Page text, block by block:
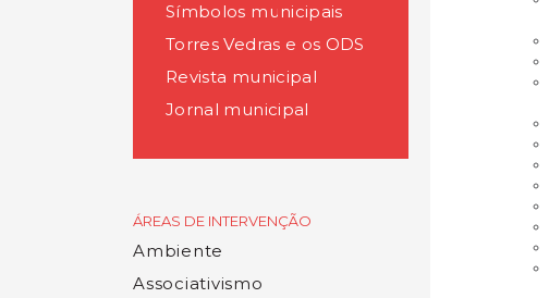
Símbolos municipais
Torres Vedras e os ODS
Revista municipal
Jornal municipal
ÁREAS DE INTERVENÇÃO
Ambiente
Associativismo